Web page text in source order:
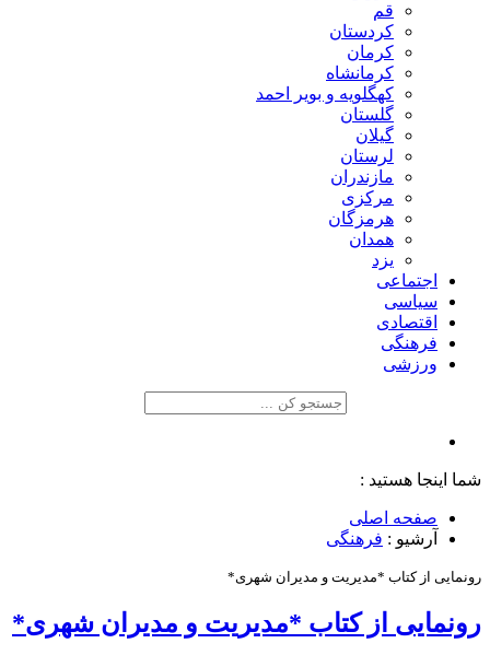
قم
کردستان
کرمان
کرمانشاه
کهگلویه و بویر احمد
گلستان
گیلان
لرستان
مازندران
مرکزی
هرمزگان
همدان
یزد
اجتماعی
سیاسی
اقتصادی
فرهنگی
ورزشی
شما اینجا هستید :
صفحه اصلی
آرشیو : فرهنگی
رونمایی از کتاب *مدیریت و مدیران شهری*
رونمایی از کتاب *مدیریت و مدیران شهری*